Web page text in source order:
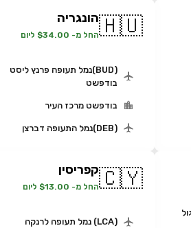
🇭🇺הונגריה
החל מ- $34.00 ליום
(BUD)נמל תעופה פרנץ ליסט
בודפשט
בודפשט מרכז העיר
(DEB)נמל התעופה דברצן
🇨🇾קפריסין
החל מ- $13.00 ליום
(LCA) נמל תעופה לרנקה